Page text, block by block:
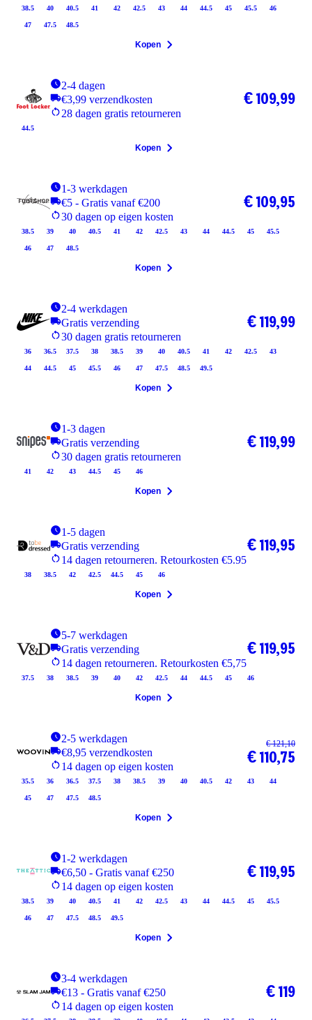
38.5 40 40.5 41 42 42.5 43 44 44.5 45 45.5 46
47 47.5 48.5
Kopen
2-4 dagen
€3,99 verzendkosten
28 dagen gratis retourneren
44.5
€ 109,99
Kopen
1-3 werkdagen
€5 - Gratis vanaf €200
30 dagen op eigen kosten
38.5 39 40 40.5 41 42 42.5 43 44 44.5 45 45.5
46 47 48.5
€ 109,95
Kopen
2-4 werkdagen
Gratis verzending
30 dagen gratis retourneren
36 36.5 37.5 38 38.5 39 40 40.5 41 42 42.5 43
44 44.5 45 45.5 46 47 47.5 48.5 49.5
€ 119,99
Kopen
1-3 dagen
Gratis verzending
30 dagen gratis retourneren
41 42 43 44.5 45 46
€ 119,99
Kopen
1-5 dagen
Gratis verzending
14 dagen retourneren. Retourkosten €5.95
38 38.5 42 42.5 44.5 45 46
€ 119,95
Kopen
5-7 werkdagen
Gratis verzending
14 dagen retourneren. Retourkosten €5,75
37.5 38 38.5 39 40 42 42.5 44 44.5 45 46
€ 119,95
Kopen
2-5 werkdagen
€8,95 verzendkosten
14 dagen op eigen kosten
35.5 36 36.5 37.5 38 38.5 39 40 40.5 42 43 44
45 47 47.5 48.5
€ 121,10
€ 110,75
Kopen
1-2 werkdagen
€6,50 - Gratis vanaf €250
14 dagen op eigen kosten
38.5 39 40 40.5 41 42 42.5 43 44 44.5 45 45.5
46 47 47.5 48.5 49.5
€ 119,95
Kopen
3-4 werkdagen
€13 - Gratis vanaf €250
14 dagen op eigen kosten
€ 119